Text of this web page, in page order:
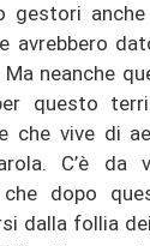
ges­to­ri
avreb­be­ro
nean­che
ques­to
che vive di
C’è da
che dopo
dalla fol­lia